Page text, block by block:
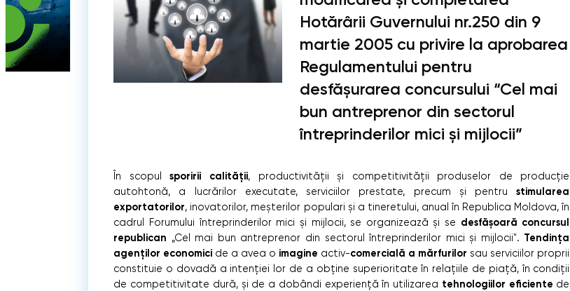
Hotărârii Guvernului nr.250 din 9
martie 2005 cu privire la aprobarea
Regulamentului pentru
desfăşurarea concursului “Cel mai
bun antreprenor din sectorul
întreprinderilor mici şi mijlocii”
În scopulsporirii calităţii, productivităţii şi competitivităţii produselor de producţie
autohtonă, a lucrărilor executate, serviciilor prestate, precum şi pentrustimularea
exportatorilor, inovatorilor, meşterilor populari şi a tineretului, anual în Republica Moldova, în
cadrul Forumului întreprinderilor mici şi mijlocii, se organizează şi se desfăşoară concursul
republican „Cel mai bun antreprenor din sectorul întreprinderilor mici şi mijlocii". Tendinţa
agenţilor economici de a avea o imagine activ-comercială a mărfurilor sau serviciilor proprii
constituie o dovadă a intenţiei lor de a obţine superioritate în relaţiile de piaţă, în condiţii
de competitivitate dură, şi de a dobândi experienţă în utilizarea tehnologiilor eficiente de